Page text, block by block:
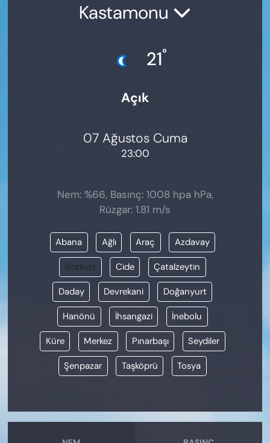
Kastamonu
21°
Açık
07 Ağustos Cuma
23:00
Nem: %66, Basınç: 1008 hpa hPa,
Rüzgar: 1.81 m/s
Abana Ağlı Araç Azdavay
Bozkurt Cide Çatalzeytin
Daday Devrekani Doğanyurt
Hanönü İhsangazi İnebolu
Küre Merkez Pınarbaşı Seydiler
Şenpazar Taşköprü Tosya
ÖZEL HABER
SİYASET
VAN VE DİYARBAKIR HABERLERİ
Haber Arşivi